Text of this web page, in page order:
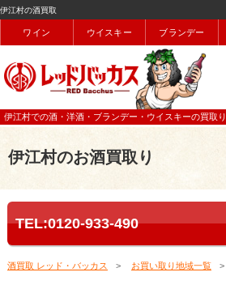
伊江村の酒買取
ワイン ウイスキー ブランデー
伊江村での酒・洋酒・ブランデー・ウイスキーの買取り
伊江村のお酒買取り
TEL:0120-933-490
酒買取 レッド・バッカス お買い取り地域一覧